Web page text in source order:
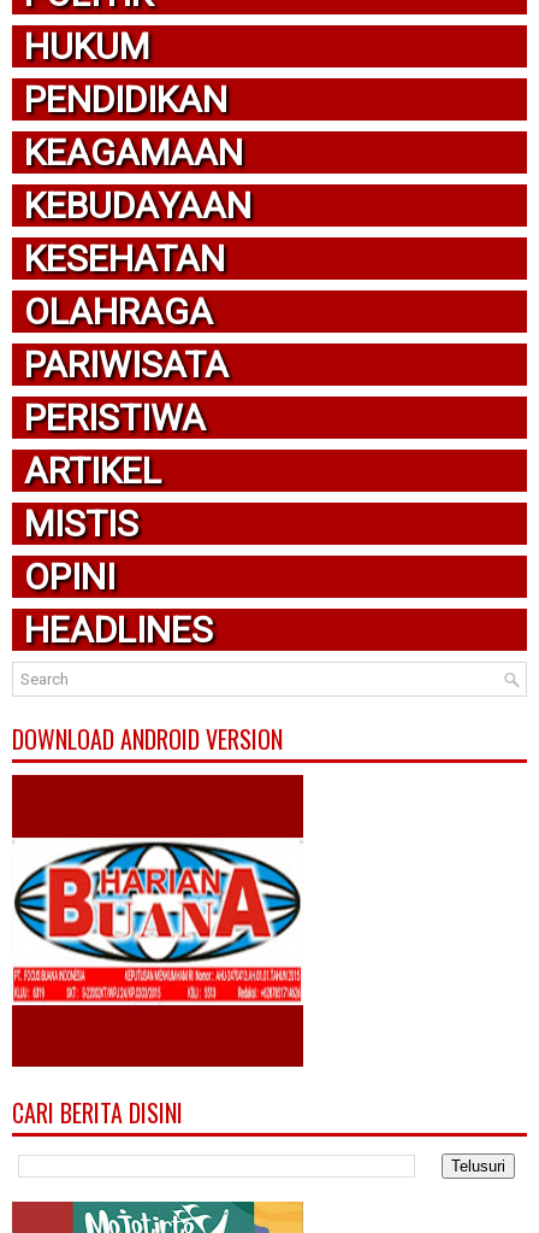
HUKUM
PENDIDIKAN
KEAGAMAAN
KEBUDAYAAN
KESEHATAN
OLAHRAGA
PARIWISATA
PERISTIWA
ARTIKEL
MISTIS
OPINI
HEADLINES
DOWNLOAD ANDROID VERSION
CARI BERITA DISINI